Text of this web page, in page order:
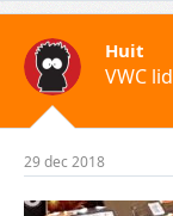
Huit
VWC lid
29 dec 2018